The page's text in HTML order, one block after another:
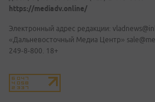
https://mediadv.online/
Электронный адрес редакции:
«Дальневосточный Медиа Центр»
249-8-800. 18+